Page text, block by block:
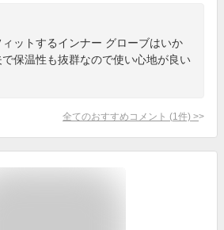
ットするインナー グローブはいか
保温性も抜群なので使い心地が良い
全てのおすすめコメント (1 件) >